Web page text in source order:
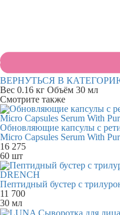
ВЕРНУТЬСЯ В
Вес 0.16 кг Объём 30 мл
Смотрите также
Обновляющие капсулы с
Micro Capsules Serum With
16 275
60 шт
Пептидный бустер с
11 700
30 мл